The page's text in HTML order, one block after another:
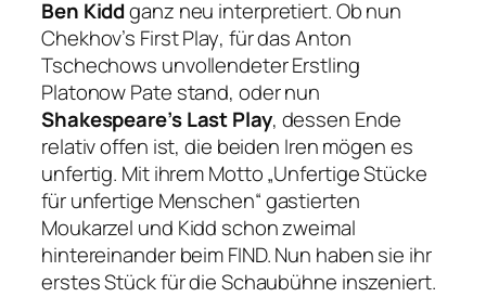
Ben Kiddganz neu interpretiert. Ob nun
Chekhov’s First Play, für das Anton
Tschechows unvollendeter Erstling
PlatonowPate stand, oder nun
Shakespeare’s Last Play, dessen Ende
relativ offen ist, die beiden Iren mögen es
unfertig. Mit ihrem Motto„Unfertige Stücke
für unfertige Menschen“gastierten
Moukarzel und Kidd schon zweimal
hintereinander beim FIND. Nun haben sie ihr
erstes Stück für die Schaubühne inszeniert.